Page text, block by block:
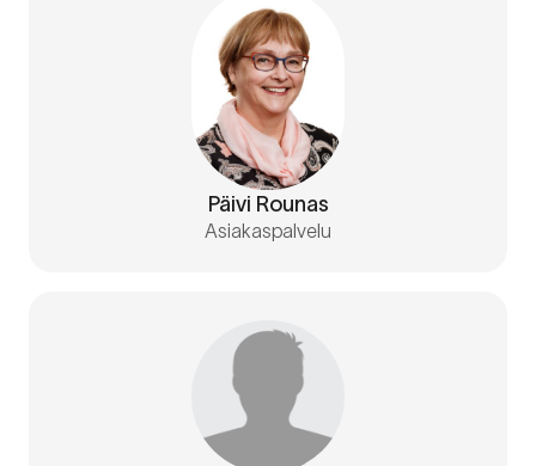
Päivi Rounas
Asiakaspalvelu